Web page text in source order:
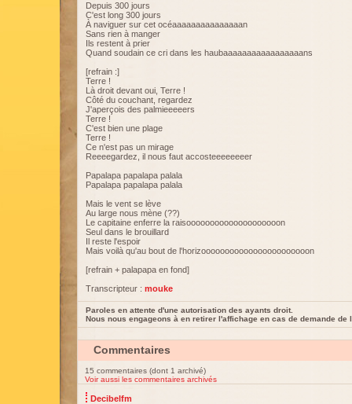
Depuis 300 jours
C'est long 300 jours
À naviguer sur cet océaaaaaaaaaaaaaaan
Sans rien à manger
Ils restent à prier
Quand soudain ce cri dans les haubaaaaaaaaaaaaaaaaans
[refrain :]
Terre !
Là droit devant oui, Terre !
Côté du couchant, regardez
J'aperçois des palmieeeeers
Terre !
C'est bien une plage
Terre !
Ce n'est pas un mirage
Reeeegardez, il nous faut accosteeeeeeeer
Papalapa papalapa palala
Papalapa papalapa palala
Mais le vent se lève
Au large nous mène (??)
Le capitaine enferre la raisoooooooooooooooooooon
Seul dans le brouillard
Il reste l'espoir
Mais voilà qu'au bout de l'horizooooooooooooooooooooooon
[refrain + palapapa en fond]
Transcripteur : mouke
Paroles en attente d'une autorisation des ayants droit.
Nous nous engageons à en retirer l'affichage en cas de demande de
Commentaires
15 commentaires (dont 1 archivé)
Voir aussi les commentaires archivés
Decibelfm